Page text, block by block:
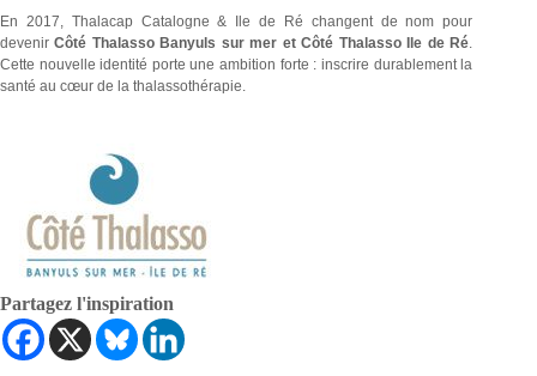
En 2017, Thalacap Catalogne & Ile de Ré changent de nom pour
devenirCôté Thalasso Banyuls sur mer et Côté Thalasso Ile de Ré.
Cette nouvelle identité porte une ambition forte : inscrire durablement la
santé au cœur de la thalassothérapie.
Partagez l'inspiration